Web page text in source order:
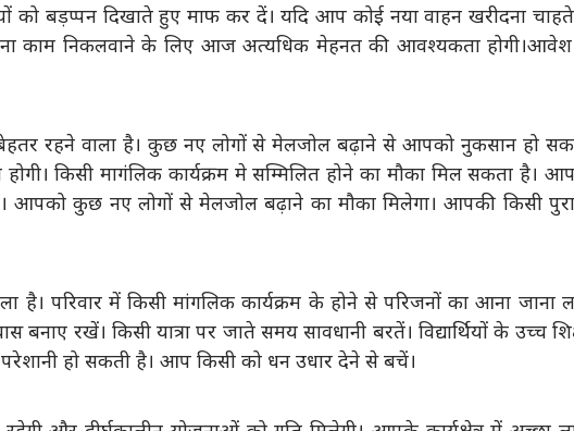
को बड़प्पन दिखाते हुए माफ कर दें। यदि आप कोई नया वाहन खरीदना
काम निकलवाने के लिए आज अत्यधिक मेहनत की आवश्यकता
रहने वाला है। कुछ नए लोगों से मेलजोल बढ़ाने से आपको नुकसान हो
किसी मागंलिक कार्यक्रम मे सम्मिलित होने का मौका मिल सकता है।
आपको कुछ नए लोगों से मेलजोल बढ़ाने का मौका मिलेगा। आपकी किसी
परिवार में किसी मांगलिक कार्यक्रम के होने से परिजनों का आना जाना
बनाए रखें। किसी यात्रा पर जाते समय सावधानी बरतें। विद्यार्थियों के उच्च
परेशानी हो सकती है। आप किसी को धन उधार देने से बचें।